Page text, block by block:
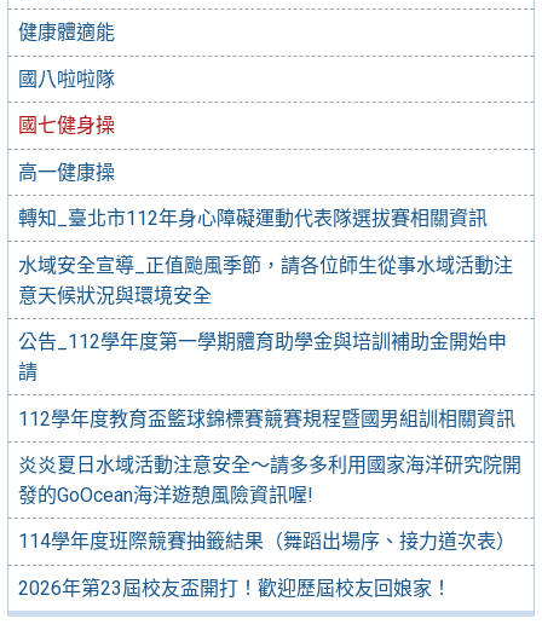
健康體適能
國八啦啦隊
國七健身操
高一健康操
轉知_臺北市112年身心障礙運動代表隊選拔賽相關資訊
水域安全宣導_正值颱風季節，請各位師生從事水域活動注
意天候狀況與環境安全
公告_112學年度第一學期體育助學金與培訓補助金開始申
請
112學年度教育盃籃球錦標賽競賽規程暨國男組訓相關資訊
炎炎夏日水域活動注意安全～請多多利用國家海洋研究院開
發的GoOcean海洋遊憩風險資訊喔!
114學年度班際競賽抽籤結果（舞蹈出場序、接力道次表）
2026年第23屆校友盃開打！歡迎歷屆校友回娘家！